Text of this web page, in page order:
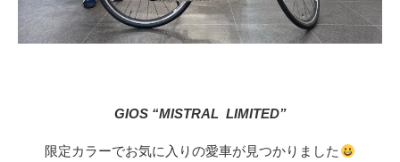
GIOS “MISTRAL LIMITED”
限定カラーでお気に入りの愛車が見つかりました